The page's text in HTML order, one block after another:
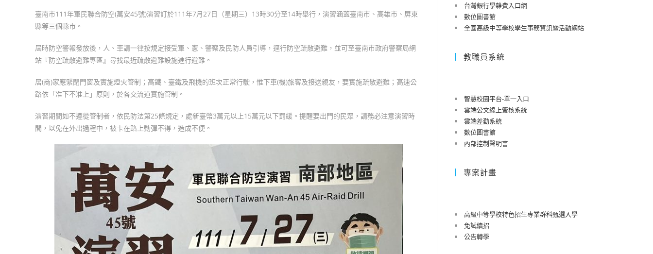
臺南市111年軍民聯合防空(萬安45號)演習訂於111年7月27日（星期三）13時30分至14時舉行，演習涵蓋臺南市、高雄市、屏東
縣等三個縣市。
屆時防空警報發放後，人、車請一律按規定接受軍、憲、警察及民防人員引導，逕行防空疏散避難，並可至臺南市政府警察局網
站『防空疏散避難專區』尋找最近疏散避難設施進行避難。
居(商)家應緊閉門窗及實施燈火管制；高鐵、臺鐵及飛機的班次正常行駛，惟下車(機)旅客及接送親友，要實施疏散避難；高速公
路依「准下不准上」原則，於各交流道實施管制。
演習期間如不遵從管制者，依民防法第25條規定，處新臺幣3萬元以上15萬元以下罰緩。提醒要出門的民眾，請務必注意演習時
間，以免在外出過程中，被卡在路上動彈不得，造成不便。
台灣銀行學雜費入口網
數位圖書館
全國高級中等學校學生事務資訊暨活動網站
教職員系統
智慧校園平台-單一入口
雲端公文線上簽核系統
雲端差勤系統
數位圖書館
內部控制聲明書
專案計畫
高級中等學校特色招生專業群科甄選入學
免試續招
公告轉學